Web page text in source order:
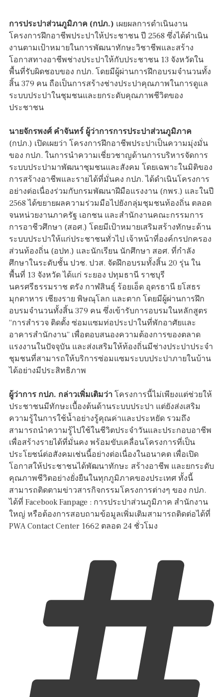
การประปาส่วนภูมิภาค (กปภ.) เผยผลการดำเนินงาน
โครงการฝึกอาชีพประปาให้ประชาชน ปี 2568 ซึ่งได้ดำเนิน
งานตามเป้าหมายในการพัฒนาทักษะวิชาชีพและสร้าง
โอกาสทางอาชีพช่างประปาให้กับประชาชน 13 จังหวัดใน
พื้นที่รับผิดชอบของ กปภ. โดยมีผู้ผ่านการฝึกอบรมจำนวนทั้ง
สิ้น 379 คน ถือเป็นการสร้างช่างประปาคุณภาพในการดูแล
ระบบประปาในชุมชนและยกระดับคุณภาพชีวิตของ
ประชาชน
นายจักรพงศ์ คำจันทร์ ผู้ว่าการการประปาส่วนภูมิภาค
(กปภ.) เปิดเผยว่า โครงการฝึกอาชีพประปาเป็นความมุ่งมั่น
ของ กปภ. ในการนำความเชี่ยวชาญด้านการบริหารจัดการ
ระบบประปามาพัฒนาชุมชนและสังคม โดยเฉพาะในมิติของ
การสร้างอาชีพและรายได้ที่มั่นคง กปภ. ได้ดำเนินโครงการ
อย่างต่อเนื่องร่วมกับกรมพัฒนาฝีมือแรงงาน (กพร.) และในปี
2568 ได้ขยายผลความร่วมมือไปยังกลุ่มชุมชนท้องถิ่น ตลอด
จนหน่วยงานภาครัฐ เอกชน และสำนักงานคณะกรรมการ
การอาชีวศึกษา (สอศ.) โดยมีเป้าหมายเสริมสร้างทักษะด้าน
ระบบประปาให้แก่ประชาชนทั่วไป เจ้าหน้าที่องค์กรปกครอง
ส่วนท้องถิ่น (อปท.) และนักเรียน นักศึกษา สอศ. ที่กำลัง
ศึกษาในระดับชั้น ปวช. ปวส. จัดฝึกอบรมทั้งสิ้น 20 รุ่น ใน
พื้นที่ 13 จังหวัด ได้แก่ ระยอง ปทุมธานี ราชบุรี
นครศรีธรรมราช ตรัง กาฬสินธุ์ ร้อยเอ็ด อุดรธานี ยโสธร
มุกดาหาร เชียงราย พิษณุโลก และตาก โดยมีผู้ผ่านการฝึก
อบรมจำนวนทั้งสิ้น 379 คน ซึ่งเข้ารับการอบรมในหลักสูตร
“การสำรวจ ติดตั้ง ซ่อมแซมท่อประปาในที่พักอาศัยและ
อาคารสำนักงาน” เพื่อตอบสนองความต้องการของตลาด
แรงงานในปัจจุบัน และส่งเสริมให้ท้องถิ่นมีช่างประปาประจำ
ชุมชนที่สามารถให้บริการซ่อมแซมระบบประปาภายในบ้าน
ได้อย่างมีประสิทธิภาพ
ผู้ว่าการ กปภ. กล่าวเพิ่มเติมว่า โครงการนี้ไม่เพียงแต่ช่วยให้
ประชาชนมีทักษะเบื้องต้นด้านระบบประปา แต่ยังส่งเสริม
ความรู้ในการใช้น้ำอย่างรู้คุณค่าและประหยัด รวมถึง
สามารถนำความรู้ไปใช้ในชีวิตประจำวันและประกอบอาชีพ
เพื่อสร้างรายได้ที่มั่นคง พร้อมขับเคลื่อนโครงการที่เป็น
ประโยชน์ต่อสังคมเช่นนี้อย่างต่อเนื่องในอนาคต เพื่อเปิด
โอกาสให้ประชาชนได้พัฒนาทักษะ สร้างอาชีพ และยกระดับ
คุณภาพชีวิตอย่างยั่งยืนในทุกภูมิภาคของประเทศ ทั้งนี้
สามารถติดตามข่าวสารกิจกรรมโครงการต่างๆ ของ กปภ.
ได้ที่ Facebook Fanpage : การประปาส่วนภูมิภาค สำนักงาน
ใหญ่ หรือต้องการสอบถามข้อมูลเพิ่มเติมสามารถติดต่อได้ที่
PWA Contact Center 1662 ตลอด 24 ชั่วโมง